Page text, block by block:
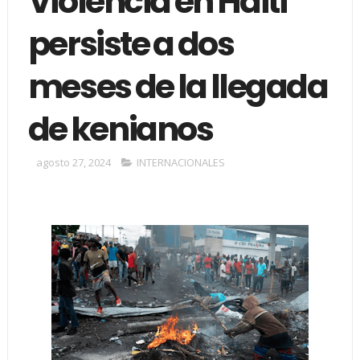
persiste a dos
meses de la llegada
de kenianos
agosto 27, 2024 INTERNACIONALES